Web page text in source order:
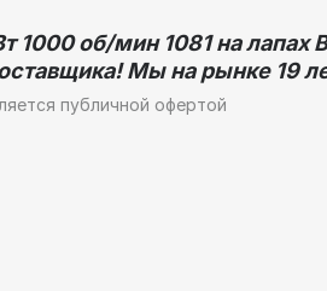
1000 об/мин 1081 на лапах
Мы на рынке 19
публичной офертой